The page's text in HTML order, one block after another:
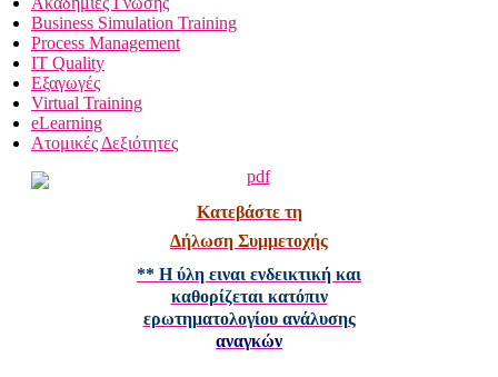
Business Simulation Training
Process Management
IT Quality
Εξαγωγές
Virtual Training
eLearning
Ατομικές Δεξιότητες
Κατεβάστε τη
Δήλωση Συμμετοχής
** Η ύλη ειναι ενδεικτική και
καθορίζεται κατόπιν
ερωτηματολογίου ανάλυσης
αναγκών